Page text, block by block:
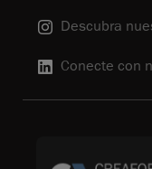
Descubra
Conecte con